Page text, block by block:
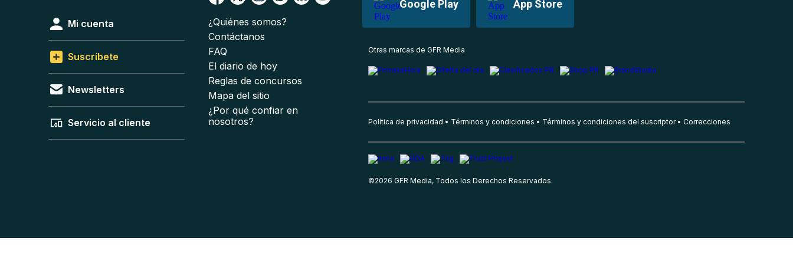
Google Play App Store
Mi cuenta
Suscríbete
Newsletters
Servicio al cliente
¿Quiénes somos?
Contáctanos
FAQ
El diario de hoy
Reglas de concursos
Mapa del sitio
¿Por qué confiar en
nosotros?
Otras marcas de GFR Media
Política de privacidad Términos y condiciones Términos y condiciones del suscriptor Correcciones
©2026 GFR Media, Todos los Derechos Reservados.